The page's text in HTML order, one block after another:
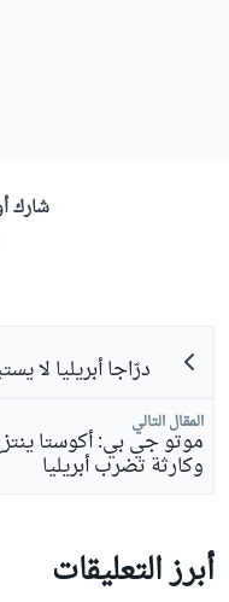
شارك
درّاجا أبريليا لا
المقال التالي
موتو جي بي: أكوستا
وكارثة تضرب أبريليا
أبرز التعليقات